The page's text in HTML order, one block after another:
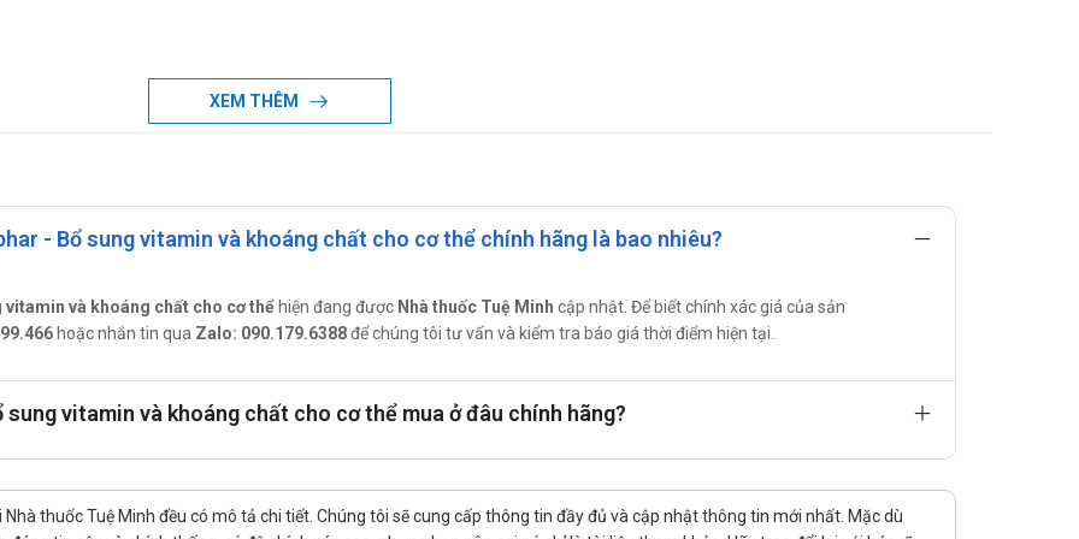
Tradiphar
kháng, hỗ trợ nâng cao sức khỏe tổng thể.
Tradiphar
khoảng 30 phút sau bữa ăn
thiết có thể dùng nhiều hơn theo hướng dẫn của bác sỹ, dược sỹ. Có thể đút từng muỗng nhỏ hay nghiền vào nước
XEM THÊM
- Bổ sung vitamin và khoáng chất cho cơ thể chính hãng là bao nhiêu?
và khoáng chất cho cơ thể hiện đang được Nhà thuốc Tuệ Minh cập nhật. Để biết chính xác giá của sản
hoặc nhắn tin qua Zalo: 090.179.6388để chúng tôi tư vấn và kiểm tra báo giá thời điểm hiện tại.
vitamin và khoáng chất cho cơ thể mua ở đâu chính hãng?
thuốc Tuệ Minh đều có mô tả chi tiết. Chúng tôi sẽ cung cấp thông tin đầy đủ và cập nhật thông tin mới nhất. Mặc dù